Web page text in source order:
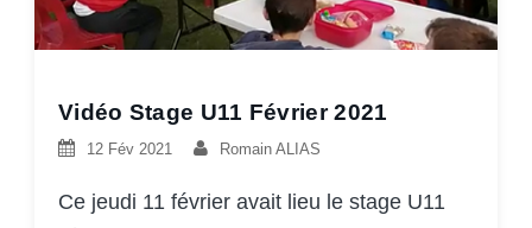
Vidéo Stage U11 Février 2021
12 Fév 2021 Romain ALIAS
Ce jeudi 11 février avait lieu le stage U11